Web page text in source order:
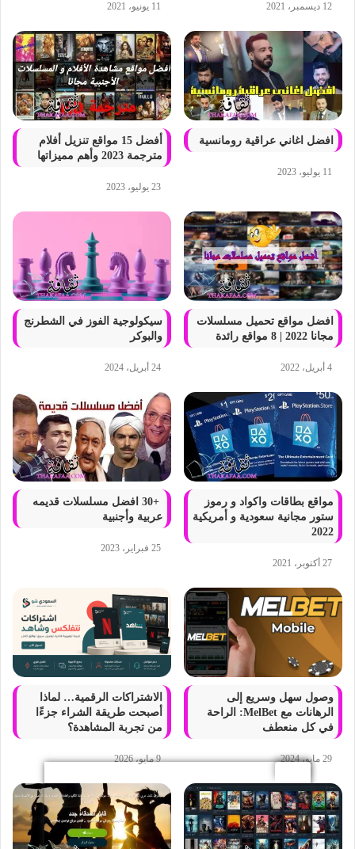
12 ديسمبر، 2021 11 يونيو، 2021
افضل اغاني عراقية رومانسية
11 يوليو، 2023
أفضل 15 مواقع تنزيل أفلام
مترجمة 2023 وأهم مميزاتها
23 يوليو، 2023
افضل مواقع تحميل مسلسلات
مجانا 2022 | 8 مواقع رائدة
4 أبريل، 2022
سيكولوجية الفوز في الشطرنج
والبوكر
24 أبريل، 2024
مواقع بطاقات واكواد و رموز
ستور مجانية سعودية و أمريكية
2022
27 أكتوبر، 2021
+30 افضل مسلسلات قديمه
عربية وأجنبية
25 فبراير، 2023
وصول سهل وسريع إلى
الرهانات مع MelBet: الراحة
في كل منعطف
29 مايو، 2024
الاشتراكات الرقمية… لماذا
أصبحت طريقة الشراء جزءًا
من تجربة المشاهدة؟
9 مايو، 2026